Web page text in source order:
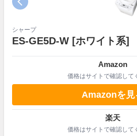
シャープ
ES-GE5D-W [ホワイト系]
Amazon
価格はサイトで確認して
Amazonを見
楽天
価格はサイトで確認して